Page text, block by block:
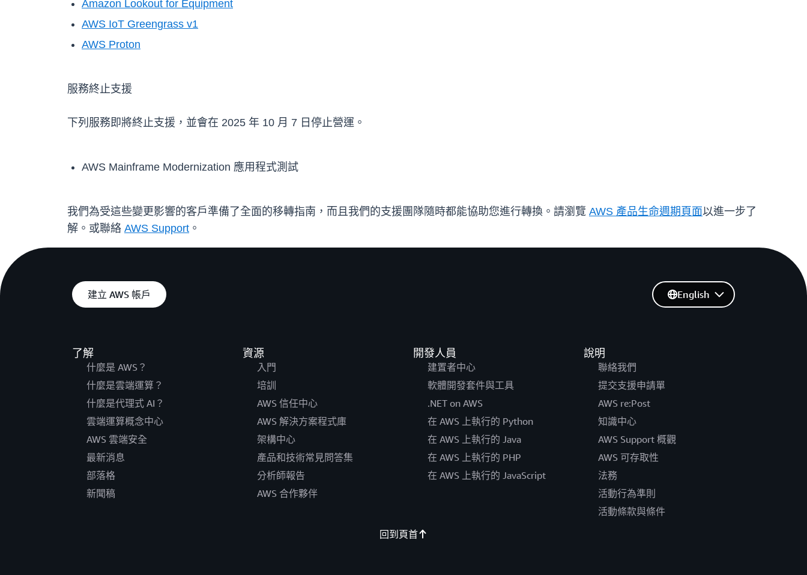
Amazon Lookout for Equipment
AWS IoT Greengrass v1
AWS Proton
服務終止支援
下列服務即將終止支援，並會在 2025 年 10 月 7 日停止營運。
AWS Mainframe Modernization 應用程式測試
我們為受這些變更影響的客戶準備了全面的移轉指南，而且我們的支援團隊隨時都能協助您進行轉換。請瀏覽 AWS 產品生命週期頁面以進一步了
解。或聯絡 AWS Support 。
建立 AWS 帳戶
了解
什麼是 AWS？
什麼是雲端運算？
什麼是代理式 AI？
雲端運算概念中心
AWS 雲端安全
最新消息
部落格
新聞稿
資源
入門
培訓
AWS 信任中心
AWS 解決方案程式庫
架構中心
產品和技術常見問答集
分析師報告
AWS 合作夥伴
開發人員
建置者中心
軟體開發套件與工具
.NET on AWS
在 AWS 上執行的 Python
在 AWS 上執行的 Java
在 AWS 上執行的 PHP
在 AWS 上執行的 JavaScript
說明
聯絡我們
提交支援申請單
AWS re:Post
知識中心
AWS Support 概觀
AWS 可存取性
法務
活動行為準則
活動條款與條件
English
回到頁首